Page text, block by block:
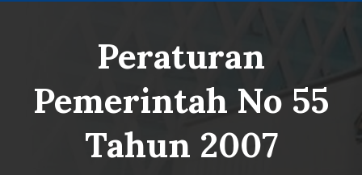
Peraturan
Pemerintah No 55
Tahun 2007